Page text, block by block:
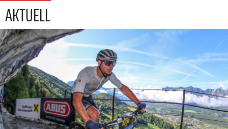
AKTUELL